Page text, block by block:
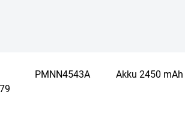
PMNN4543A Akku 2450 mAh